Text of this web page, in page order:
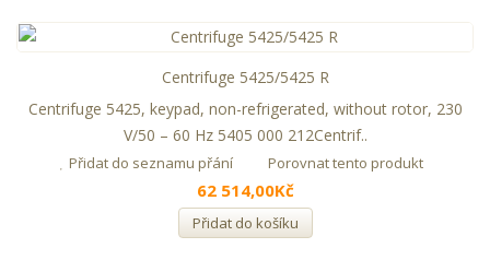
Centrifuge 5425/5425 R
Centrifuge 5425, keypad, non-refrigerated, without rotor, 230
V/50 – 60 Hz 5405 000 212Centrif..
Přidat do seznamu přání Porovnat tento produkt
62 514,00Kč
Přidat do košíku